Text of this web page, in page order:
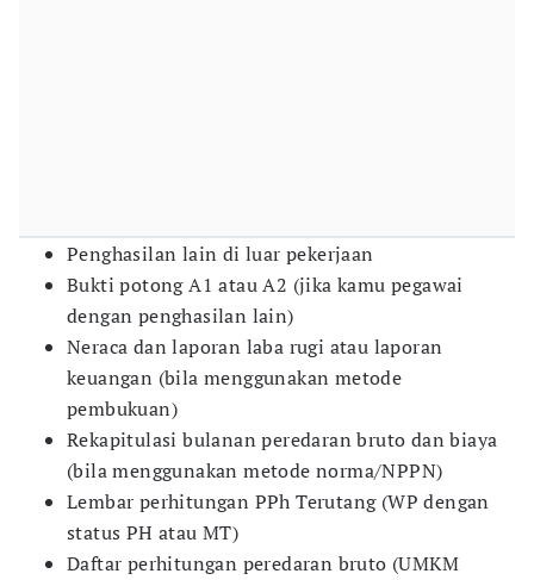
Penghasilan lain di luar pekerjaan
Bukti potong A1 atau A2 (jika kamu pegawai
dengan penghasilan lain)
Neraca dan laporan laba rugi atau laporan
keuangan (bila menggunakan metode
pembukuan)
Rekapitulasi bulanan peredaran bruto dan biaya
(bila menggunakan metode norma/NPPN)
Lembar perhitungan PPh Terutang (WP dengan
status PH atau MT)
Daftar perhitungan peredaran bruto (UMKM